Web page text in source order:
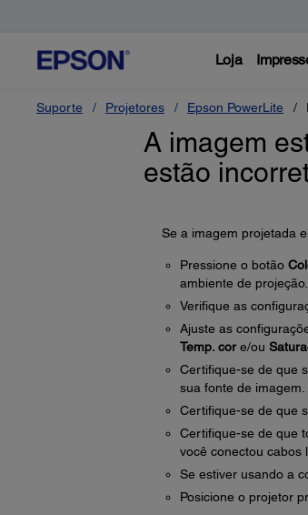
Loja
Suporte Projetores Epson PowerLite
A imagem
estão
Se a imagem projetada
Pressione o botão
ambiente de projeção.
Verifique as
Ajuste as
Temp. core/ou
Certifique-se de que
sua fonte de imagem.
Certifique-se de que
Certifique-se de que
você conectou cabos
Se estiver usando a
Posicione o projetor